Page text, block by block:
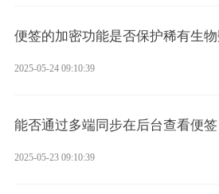
便签的加密功能是否保护稀有生物
2025-05-24 09:10:39
能否通过多端同步在后台查看便签
2025-05-23 09:10:39